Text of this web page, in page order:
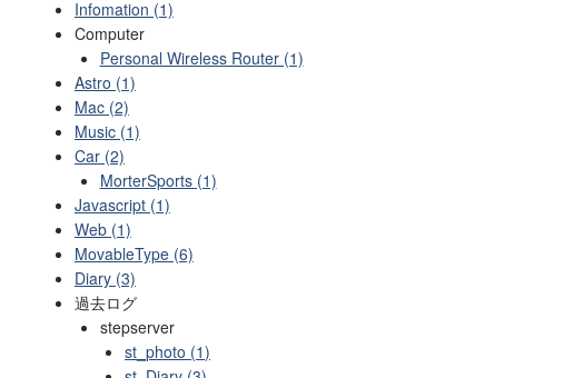
Infomation (1)
Computer
Personal Wireless Router (1)
Astro (1)
Mac (2)
Music (1)
Car (2)
MorterSports (1)
Javascript (1)
Web (1)
MovableType (6)
Diary (3)
過去ログ
stepserver
st_photo (1)